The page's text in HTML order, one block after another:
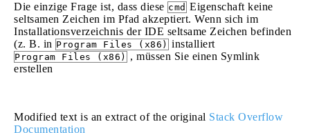
Die einzige Frage ist, dass diese cmd Eigenschaft keine
seltsamen Zeichen im Pfad akzeptiert. Wenn sich im
Installationsverzeichnis der IDE seltsame Zeichen befinden
(z. B. in Program Files (x86) installiert
Program Files (x86)
, müssen Sie einen Symlink
erstellen
Modified text is an extract of the original Stack Overflow
Documentation